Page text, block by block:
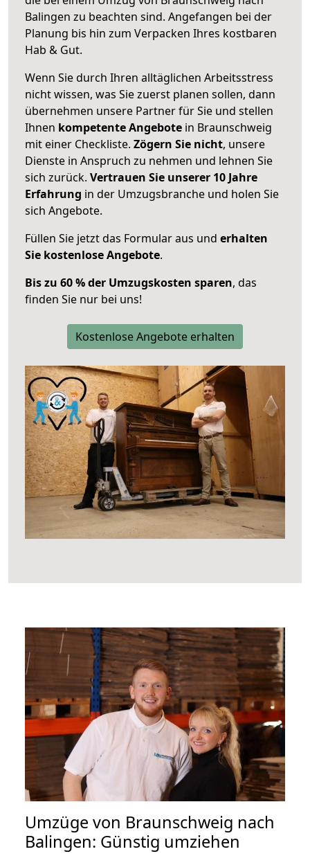
Balingen zu beachten sind. Angefangen bei der
Planung bis hin zum Verpacken Ihres kostbaren
Hab & Gut.
Wenn Sie durch Ihren alltäglichen Arbeitsstress
nicht wissen, was Sie zuerst planen sollen, dann
übernehmen unsere Partner für Sie und stellen
Ihnen kompetente Angebote in Braunschweig
mit einer Checkliste. Zögern Sie nicht, unsere
Dienste in Anspruch zu nehmen und lehnen Sie
sich zurück. Vertrauen Sie unserer 10 Jahre
Erfahrung in der Umzugsbranche und holen Sie
sich Angebote.
Füllen Sie jetzt das Formular aus und erhalten
Sie kostenlose Angebote.
Bis zu 60 % der Umzugskosten sparen, das
finden Sie nur bei uns!
Kostenlose Angebote erhalten
Umzüge von Braunschweig nach
Balingen: Günstig umziehen